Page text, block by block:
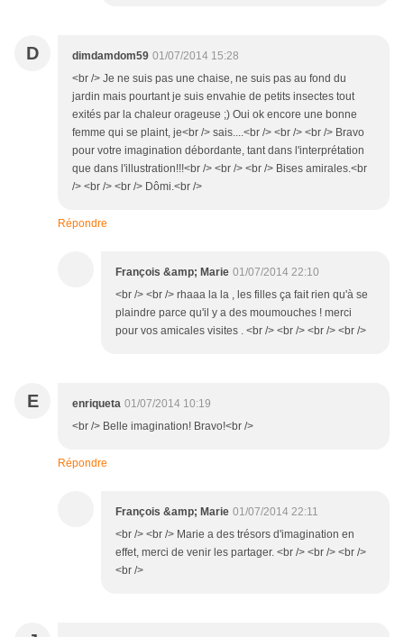
D dimdamdom59 01/07/2014 15:28
<br /> Je ne suis pas une chaise, ne suis pas au fond du
jardin mais pourtant je suis envahie de petits insectes tout
exités par la chaleur orageuse ;) Oui ok encore une bonne
femme qui se plaint, je<br /> sais....<br /> <br /> <br /> Bravo
pour votre imagination débordante, tant dans l'interprétation
que dans l'illustration!!!<br /> <br /> <br /> Bises amirales.<br
/> <br /> <br /> Dômi.<br />
Répondre
François &amp; Marie 01/07/2014 22:10
<br /> <br /> rhaaa la la , les filles ça fait rien qu'à se
plaindre parce qu'il y a des moumouches ! merci
pour vos amicales visites . <br /> <br /> <br /> <br />
E enriqueta 01/07/2014 10:19
<br /> Belle imagination! Bravo!<br />
Répondre
François &amp; Marie 01/07/2014 22:11
<br /> <br /> Marie a des trésors d'imagination en
effet, merci de venir les partager. <br /> <br /> <br />
<br />